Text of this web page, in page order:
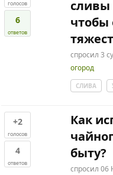
голосов
6
ответов
чтобы
спросил 3
огород
СЛИВА
+2
голосов
4
ответов
Как
быту?
спросил 06